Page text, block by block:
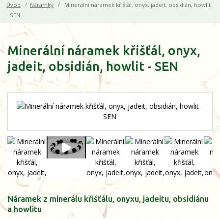
Úvod Náramky
Minerální náramek křišťál, onyx, jadeit, obsidián, howlit
- SEN
Minerální náramek křišťál, onyx,
jadeit, obsidián, howlit - SEN
Náramek z minerálu křišťálu, onyxu, jadeitu, obsidiánu
a howlitu